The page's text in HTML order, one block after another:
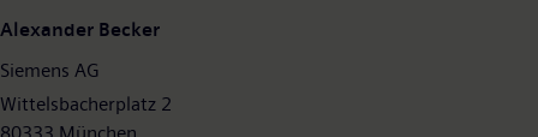
Alexander Becker
Siemens AG
Wittelsbacherplatz 2